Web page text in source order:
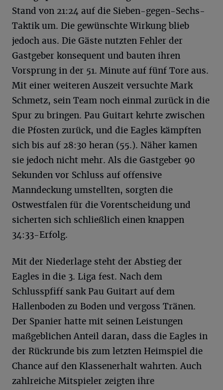
Stand von 21:24 auf die Sieben-gegen-Sechs-
Taktik um. Die gewünschte Wirkung blieb
jedoch aus. Die Gäste nutzten Fehler der
Gastgeber konsequent und bauten ihren
Vorsprung in der 51. Minute auf fünf Tore aus.
Mit einer weiteren Auszeit versuchte Mark
Schmetz, sein Team noch einmal zurück in die
Spur zu bringen. Pau Guitart kehrte zwischen
die Pfosten zurück, und die Eagles kämpften
sich bis auf 28:30 heran (55.). Näher kamen
sie jedoch nicht mehr. Als die Gastgeber 90
Sekunden vor Schluss auf offensive
Manndeckung umstellten, sorgten die
Ostwestfalen für die Vorentscheidung und
sicherten sich schließlich einen knappen
34:33-Erfolg.
Mit der Niederlage steht der Abstieg der
Eagles in die 3. Liga fest. Nach dem
Schlusspfiff sank Pau Guitart auf dem
Hallenboden zu Boden und vergoss Tränen.
Der Spanier hatte mit seinen Leistungen
maßgeblichen Anteil daran, dass die Eagles in
der Rückrunde bis zum letzten Heimspiel die
Chance auf den Klassenerhalt wahrten. Auch
zahlreiche Mitspieler zeigten ihre